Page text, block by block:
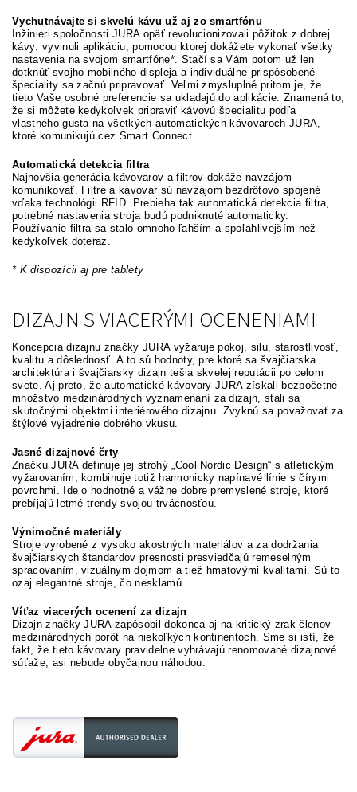
Vychutnávajte si skvelú kávu už aj zo smartfónu
Inžinieri spoločnosti JURA opäť revolucionizovali pôžitok z dobrej
kávy: vyvinuli aplikáciu, pomocou ktorej dokážete vykonať všetky
nastavenia na svojom smartfóne*. Stačí sa Vám potom už len
dotknúť svojho mobilného displeja a individuálne prispôsobené
špeciality sa začnú pripravovať. Veľmi zmysluplné pritom je, že
tieto Vaše osobné preferencie sa ukladajú do aplikácie. Znamená to,
že si môžete kedykoľvek pripraviť kávovú špecialitu podľa
vlastného gusta na všetkých automatických kávovaroch JURA,
ktoré komunikujú cez Smart Connect.
Automatická detekcia filtra
Najnovšia generácia kávovarov a filtrov dokáže navzájom
komunikovať. Filtre a kávovar sú navzájom bezdrôtovo spojené
vďaka technológii RFID. Prebieha tak automatická detekcia filtra,
potrebné nastavenia stroja budú podniknuté automaticky.
Používanie filtra sa stalo omnoho ľahším a spoľahlivejším než
kedykoľvek doteraz.
* K dispozícii aj pre tablety
DIZAJN S VIACERÝMI OCENENIAMI
Koncepcia dizajnu značky JURA vyžaruje pokoj, silu, starostlivosť,
kvalitu a dôslednosť. A to sú hodnoty, pre ktoré sa švajčiarska
architektúra i švajčiarsky dizajn tešia skvelej reputácii po celom
svete. Aj preto, že automatické kávovary JURA získali bezpočetné
množstvo medzinárodných vyznamenaní za dizajn, stali sa
skutočnými objektmi interiérového dizajnu. Zvyknú sa považovať za
štýlové vyjadrenie dobrého vkusu.
Jasné dizajnové črty
Značku JURA definuje jej strohý „Cool Nordic Design“ s atletickým
vyžarovaním, kombinuje totiž harmonicky napínavé línie s čírymi
povrchmi. Ide o hodnotné a vážne dobre premyslené stroje, ktoré
prebíjajú letmé trendy svojou trvácnosťou.
Výnimočné materiály
Stroje vyrobené z vysoko akostných materiálov a za dodržania
švajčiarskych štandardov presnosti presviedčajú remeselným
spracovaním, vizuálnym dojmom a tiež hmatovými kvalitami. Sú to
ozaj elegantné stroje, čo nesklamú.
Víťaz viacerých ocenení za dizajn
Dizajn značky JURA zapôsobil dokonca aj na kritický zrak členov
medzinárodných porôt na niekoľkých kontinentoch. Sme si istí, že
fakt, že tieto kávovary pravidelne vyhrávajú renomované dizajnové
súťaže, asi nebude obyčajnou náhodou.